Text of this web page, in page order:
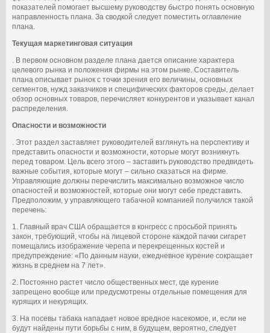
показателей помогает высшему руководству быстро понять основную
направленность плана. За сводкой следует поместить оглавление
плана.
Текущая маркетинговая ситуация
. В первом основном разделе плана дается описание характера
целевого рынка и положения фирмы на этом рынке. Составитель
плана описывает рынок с точки зрения его величины, основных
сегментов, нужд заказчиков и специфических факторов среды, делает
обзор основных товаров, перечисляет конкурентов и указывает канал
распределения.
Опасности и возможности
. Этот раздел заставляет руководителей взглянуть на перспективу и
представить опасности и возможности, которые могут возникнуть
перед товаром. Цель всего этого – заставить руководство предвидеть
важные события, которые могут – сильно сказаться на фирме.
Управляющие должны перечислить максимально возможное число
опасностей и возможностей, которые они могут себе представить.
Предположим, у управляющего табачной компанией получился такой
перечень:
1. Главный врач США обращается в конгресс с просьбой принять
закон, требующий, чтобы на лицевой стороне каждой пачки сигарет
помещались изображение черепа и перекрещенных костей и
предупреждение: «По данным науки, ежедневное курение сокращает
жизнь в среднем на 7 лет».
2. Постоянно растет число общественных мест, где курение
запрещено вообще или предусмотрены отдельные помещения для
курящих и некурящих.
3. На посевы табака нападает новое вредное насекомое, и, если не
будут найдены пути борьбы с ним, в будущем, вероятно, следует